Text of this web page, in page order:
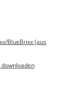
BlueBrixx (aus
downloaden